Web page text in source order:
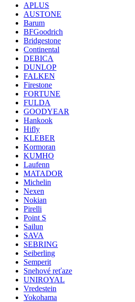
APLUS
AUSTONE
Barum
BFGoodrich
Bridgestone
Continental
DEBICA
DUNLOP
FALKEN
Firestone
FORTUNE
FULDA
GOODYEAR
Hankook
Hifly
KLEBER
Kormoran
KUMHO
Laufenn
MATADOR
Michelin
Nexen
Nokian
Pirelli
Point S
Sailun
SAVA
SEBRING
Seiberling
Semperit
Snehové reťaze
UNIROYAL
Vredestein
Yokohama